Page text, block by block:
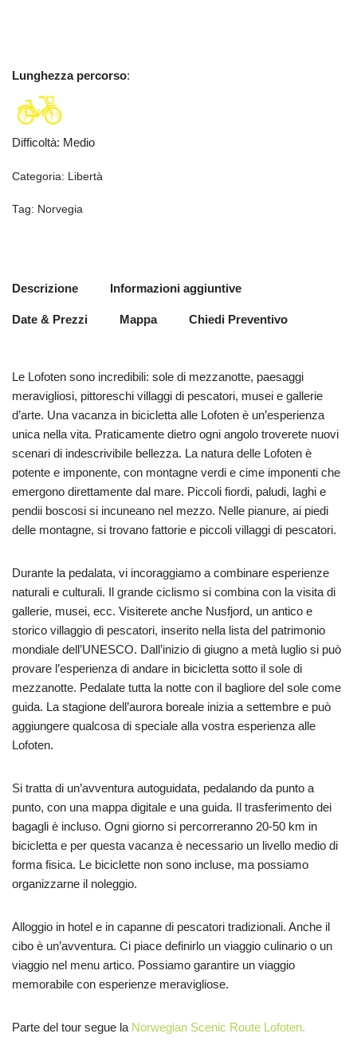
Lunghezza percorso:
Difficoltà: Medio
Categoria: Libertà
Tag: Norvegia
Descrizione Informazioni aggiuntive
Date & Prezzi Mappa Chiedi Preventivo
Le Lofoten sono incredibili: sole di mezzanotte, paesaggi
meravigliosi, pittoreschi villaggi di pescatori, musei e gallerie
d’arte. Una vacanza in bicicletta alle Lofoten è un’esperienza
unica nella vita. Praticamente dietro ogni angolo troverete nuovi
scenari di indescrivibile bellezza. La natura delle Lofoten è
potente e imponente, con montagne verdi e cime imponenti che
emergono direttamente dal mare. Piccoli fiordi, paludi, laghi e
pendii boscosi si incuneano nel mezzo. Nelle pianure, ai piedi
delle montagne, si trovano fattorie e piccoli villaggi di pescatori.
Durante la pedalata, vi incoraggiamo a combinare esperienze
naturali e culturali. Il grande ciclismo si combina con la visita di
gallerie, musei, ecc. Visiterete anche Nusfjord, un antico e
storico villaggio di pescatori, inserito nella lista del patrimonio
mondiale dell’UNESCO. Dall’inizio di giugno a metà luglio si può
provare l’esperienza di andare in bicicletta sotto il sole di
mezzanotte. Pedalate tutta la notte con il bagliore del sole come
guida. La stagione dell’aurora boreale inizia a settembre e può
aggiungere qualcosa di speciale alla vostra esperienza alle
Lofoten.
Si tratta di un’avventura autoguidata, pedalando da punto a
punto, con una mappa digitale e una guida. Il trasferimento dei
bagagli è incluso. Ogni giorno si percorreranno 20-50 km in
bicicletta e per questa vacanza è necessario un livello medio di
forma fisica. Le biciclette non sono incluse, ma possiamo
organizzarne il noleggio.
Alloggio in hotel e in capanne di pescatori tradizionali. Anche il
cibo è un’avventura. Ci piace definirlo un viaggio culinario o un
viaggio nel menu artico. Possiamo garantire un viaggio
memorabile con esperienze meravigliose.
Parte del tour segue la Norwegian Scenic Route Lofoten.